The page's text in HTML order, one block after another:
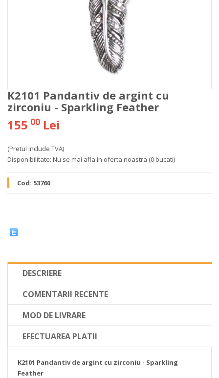
K2101 Pandantiv de argint cu
zirconiu - Sparkling Feather
155 00 Lei
(Pretul include TVA)
Disponibilitate: Nu se mai afla in oferta noastra (0 bucati)
Cod: 53760
DESCRIERE
COMENTARII RECENTE
MOD DE LIVRARE
EFECTUAREA PLATII
K2101 Pandantiv de argint cu zirconiu - Sparkling
Feather